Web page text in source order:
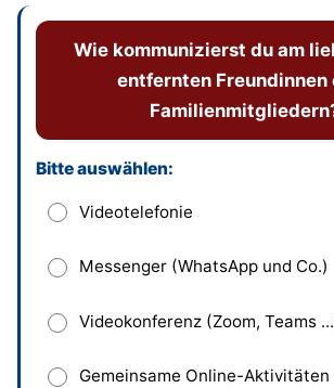
Wie kommunizierst du am
entfernten Freundinnen
Dieses Feld bitte leer lassen
Bitte auswählen:
Videotelefonie
Messenger (WhatsApp und Co.)
Videokonferenz (Zoom, Teams
Gemeinsame Online-Aktivitäten